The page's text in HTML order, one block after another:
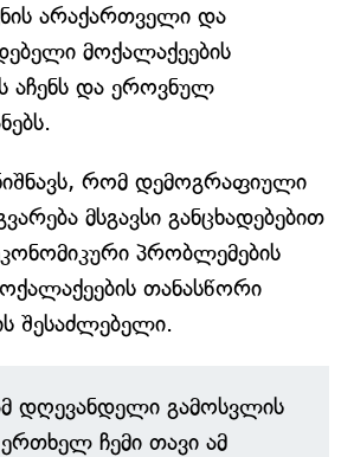
არაქართველი და
მოქალაქეების
აჩენს და ეროვნულ
რომ დემოგრაფიული
მსგავსი განცხადებებით
პრობლემების
თანასწორი
შესაძლებელი.
დღევანდელი გამოსვლის
ჩემი თავი ამ